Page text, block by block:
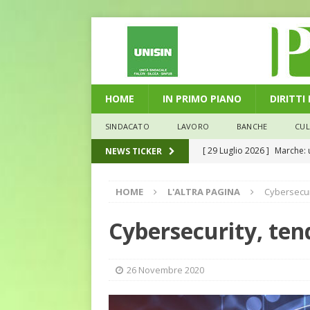
HOME IN PRIMO PIANO DIRITTI
SINDACATO LAVORO BANCHE
NEWS TICKER [ 29 Luglio 2026 ]
[ 28 Luglio 2026 ]
debiti sono più leggeri
[ 26 Luglio 2026 ]
euro riguarda, non solo i
HOME L'ALTRA PAGINA
Cybersecurity,
26 Novembre 2020